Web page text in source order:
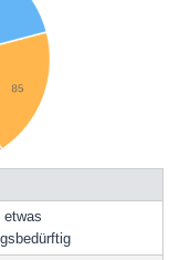
etwas